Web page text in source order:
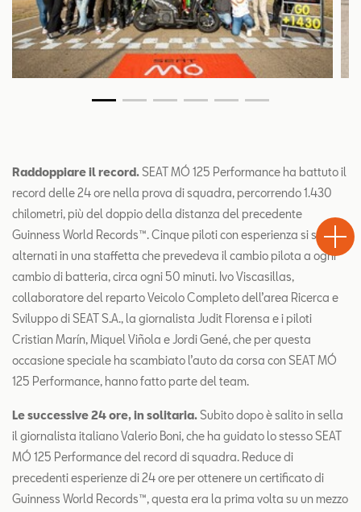
Raddoppiare il record.SEAT MÓ 125 Performance ha battuto il
record delle 24 ore nella prova di squadra, percorrendo 1.430
chilometri, più del doppio della distanza del precedente
Guinness World Records™. Cinque piloti con esperienza si sono
alternati in una staffetta che prevedeva il cambio pilota a ogni
cambio di batteria, circa ogni 50 minuti. Ivo Viscasillas,
collaboratore del reparto Veicolo Completo dell’area Ricerca e
Sviluppo di SEAT S.A., la giornalista Judit Florensa e i piloti
Cristian Marín, Miquel Viñola e Jordi Gené, che per questa
occasione speciale ha scambiato l’auto da corsa con SEAT MÓ
125 Performance, hanno fatto parte del team.
Le successive 24 ore, in solitaria.Subito dopo è salito in sella
il giornalista italiano Valerio Boni, che ha guidato lo stesso SEAT
MÓ 125 Performance del record di squadra. Reduce di
precedenti esperienze di 24 ore per ottenere un certificato di
Guinness World Records™, questa era la prima volta su un mezzo
Drive
Chiama